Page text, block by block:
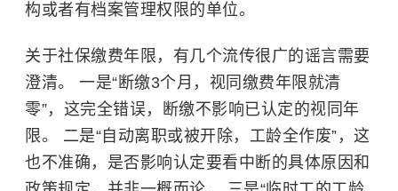
构或者有档案管理权限的单位。
关于社保缴费年限，有几个流传很广的谣言需要
澄清。 一是“断缴3个月，视同缴费年限就清
零”，这完全错误，断缴不影响已认定的视同年
限。 二是“自动离职或被开除，工龄全作废”，这
也不准确，是否影响认定要看中断的具体原因和